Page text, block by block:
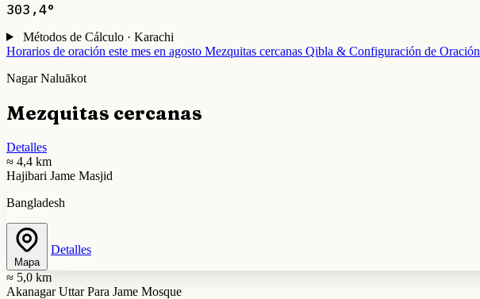
303,4°
Métodos de Cálculo · Karachi
Horarios de oración este mes en agosto Mezquitas cercanas Qibla & Configuración de Oración
Nagar Naluākot
Mezquitas cercanas
Detalles
≈ 4,4 km
Hajibari Jame Masjid
Bangladesh
Mapa
Detalles
≈ 5,0 km
Akanagar Uttar Para Jame Mosque